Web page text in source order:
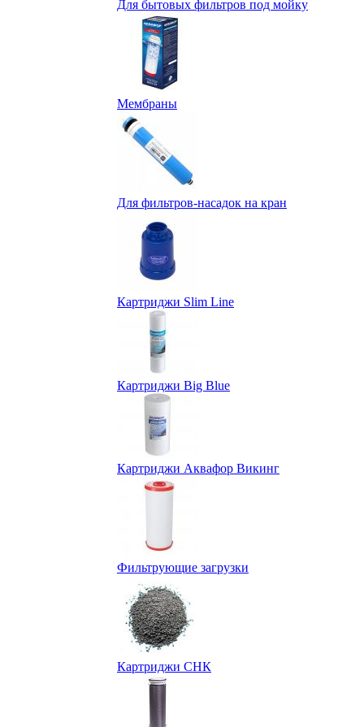
Для бытовых фильтров под мойку
Мембраны
Для фильтров-насадок на кран
Картриджи Slim Line
Картриджи Big Blue
Картриджи Аквафор Викинг
Фильтрующие загрузки
Картриджи СНК